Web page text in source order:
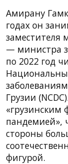
Амирану
годах он
заместителя
— министра
по 2022 год
Грузии
пандемией»,
стороны
фигурой.